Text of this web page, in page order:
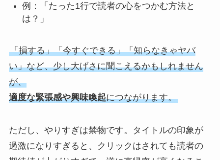
例：「たった1行で読者の心をつかむ方法と
は？」
「損する」「今すぐできる」「知らなきゃヤバ
い」など、少し大げさに聞こえるかもしれません
が、
適度な緊張感や興味喚起につながります。
ただし、やりすぎは禁物です。タイトルの印象が
過激になりすぎると、クリックはされても読者の